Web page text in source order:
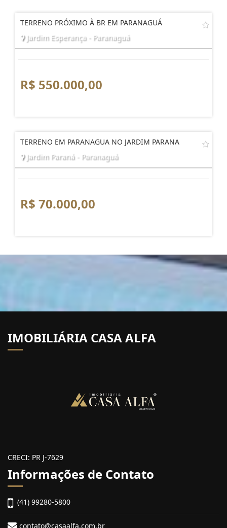
TERRENO PRÓXIMO À BR EM PARANAGUÁ
Jardim Esperança - Paranaguá
R$ 550.000,00
TERRENO EM PARANAGUA NO JARDIM PARANA
Jardim Paraná - Paranaguá
R$ 70.000,00
IMOBILIÁRIA CASA ALFA
CRECI: PR J-7629
Informações de Contato
(41) 99280-5800
contato@casaalfa.com.br